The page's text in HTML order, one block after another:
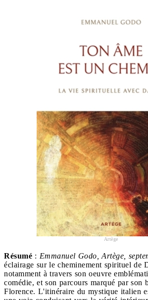
Artège
Résumé : Emmanuel Godo, Artège,
éclairage sur le cheminement spirituel de
notamment à travers son oeuvre
comédie, et son parcours marqué par son
Florence. L'itinéraire du mystique italien